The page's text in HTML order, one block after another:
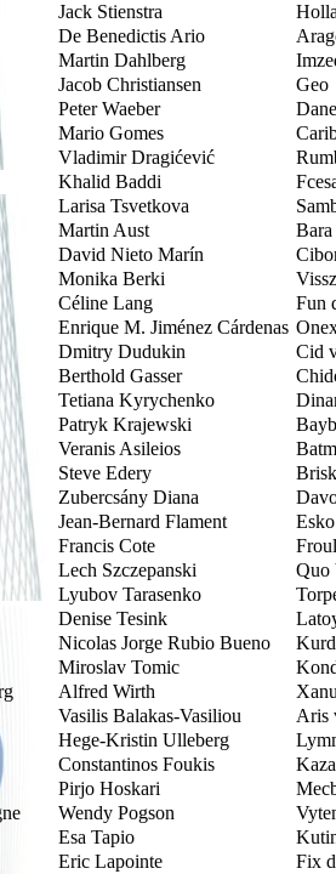
Jack Stienstra
De Benedictis Ario
Martin Dahlberg
Jacob Christiansen Geo
Peter Waeber
Mario Gomes
Vladimir Dragićević
Khalid Baddi
Larisa Tsvetkova
Martin Aust
David Nieto Marín
Monika Berki
Céline Lang Fun
Enrique M. Jiménez Cárdenas
Dmitry Dudukin Cid
Berthold Gasser
Tetiana Kyrychenko
Patryk Krajewski
Veranis Asileios
Steve Edery
Zubercsány Diana
Jean-Bernard Flament
Francis Cote
Lech Szczepanski Quo
Lyubov Tarasenko
Denise Tesink
Nicolas Jorge Rubio Bueno
Miroslav Tomic
Alfred Wirth
Vasilis Balakas-Vasiliou Aris
Hege-Kristin Ulleberg
Constantinos Foukis
Pirjo Hoskari
Wendy Pogson
Esa Tapio
Eric Lapointe Fix